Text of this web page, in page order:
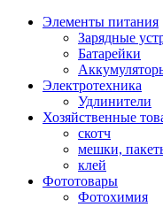
Элементы питания
Зарядные
Батарейки
Электротехника
Удлинители
Хозяйственные
скотч
мешки,
клей
Фототовары
Фотохимия